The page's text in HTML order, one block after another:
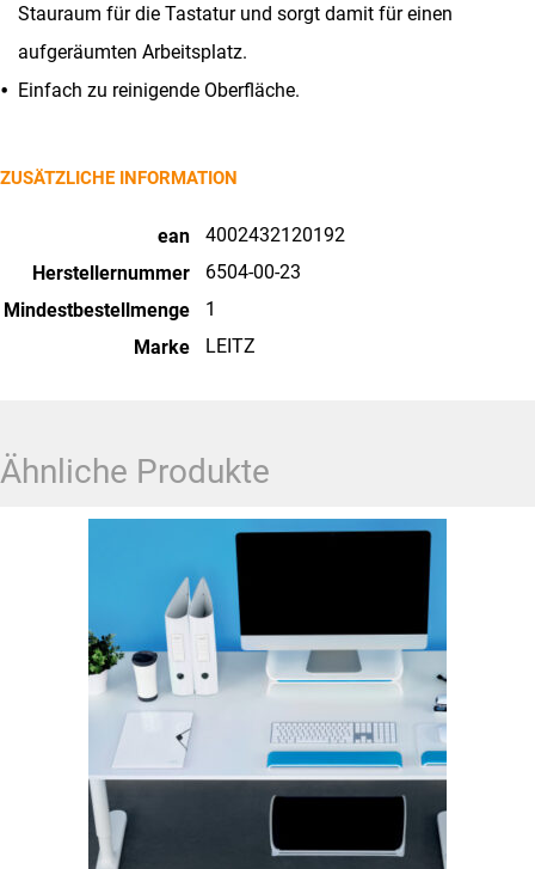
Stauraum für die Tastatur und sorgt damit für einen
aufgeräumten Arbeitsplatz.
Einfach zu reinigende Oberfläche.
ZUSÄTZLICHE INFORMATION
ean
4002432120192
Herstellernummer
6504-00-23
Mindestbestellmenge
1
Marke
LEITZ
Ähnliche Produkte